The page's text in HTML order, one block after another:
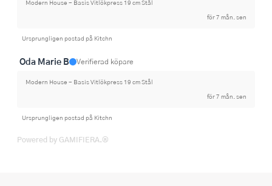
Modern House - Basis Vitlökpress 19 cm Stål
för 7 mån. sen
Ursprungligen postad på Kitchn
Oda Marie B Verifierad köpare
Modern House - Basis Vitlökpress 19 cm Stål
för 7 mån. sen
Ursprungligen postad på Kitchn
Powered by GAMIFIERA.®